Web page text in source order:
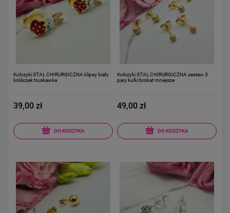
Kolczyki STAL CHIRURGICZNA klipsy biały
króliczek truskawka
39,00 zł
DO KOSZYKA
Kolczyki STAL CHIRURGICZNA zestaw 3
pary kulki brokat mniejsze
49,00 zł
DO KOSZYKA